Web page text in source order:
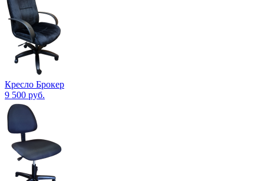
Кресло Брокер
9 500 руб.